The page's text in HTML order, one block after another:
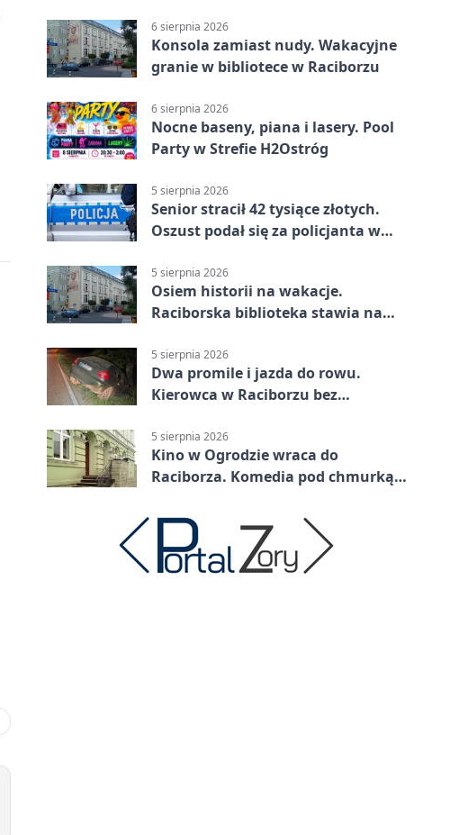
6 sierpnia 2026
Konsola zamiast nudy. Wakacyjne
granie w bibliotece w Raciborzu
6 sierpnia 2026
Nocne baseny, piana i lasery. Pool
Party w Strefie H2Ostróg
5 sierpnia 2026
Senior stracił 42 tysiące złotych.
Oszust podał się za policjanta w
5 sierpnia 2026
Osiem historii na wakacje.
Raciborska biblioteka stawia na
5 sierpnia 2026
Dwa promile i jazda do rowu.
Kierowca w Raciborzu bez
5 sierpnia 2026
Kino w Ogrodzie wraca do
Raciborza. Komedia pod chmurką